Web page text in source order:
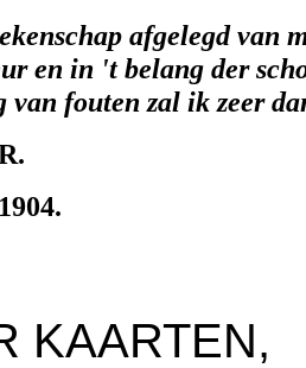
afgelegd van
en in 't belang der
fouten zal ik zeer
KAARTEN,